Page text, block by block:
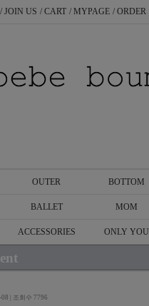
JOIN US CART MYPAGE ORDER
OUTER BOTTOM
BALLET MOM
ACCESSORIES ONLY YOU
08 | 조회수 7796